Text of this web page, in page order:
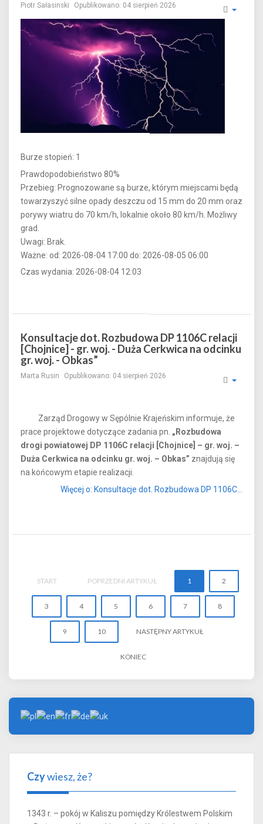
Piotr Sałasinski Opublikowano: 04 sierpień 2026
Burze stopień: 1
Prawdopodobieństwo 80%
Przebieg: Prognozowane są burze, którym miejscami będą
towarzyszyć silne opady deszczu od 15 mm do 20 mm oraz
porywy wiatru do 70 km/h, lokalnie około 80 km/h. Możliwy
grad.
Uwagi: Brak.
Ważne: od: 2026-08-04 17:00 do: 2026-08-05 06:00
Czas wydania: 2026-08-04 12:03
Konsultacje dot. Rozbudowa DP 1106C relacji
[Chojnice] - gr. woj. - Duża Cerkwica na odcinku
gr. woj. - Obkas”
Marta Rusin Opublikowano: 04 sierpień 2026
Zarząd Drogowy w Sępólnie Krajeńskim informuje, że
prace projektowe dotyczące zadania pn. „Rozbudowa
drogi powiatowej DP 1106C relacji [Chojnice] – gr. woj. –
Duża Cerkwica na odcinku gr. woj. – Obkas” znajdują się
na końcowym etapie realizacji.
Więcej o: Konsultacje dot. Rozbudowa DP 1106C...
START POPRZEDNI ARTYKUŁ 1 2
3 4 5 6 7 8
9 10 NASTĘPNY ARTYKUŁ
KONIEC
Czywiesz, że?
1343 r. – pokój w Kaliszu pomiędzy Królestwem Polskim